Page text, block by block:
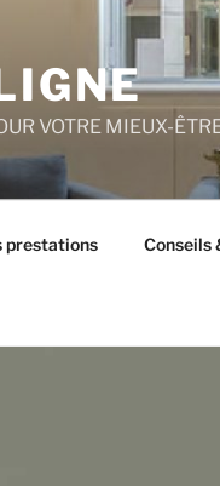
VOTRE MIEUX-
prestations Conseils